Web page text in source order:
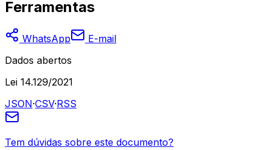
Ferramentas
WhatsApp
E-mail
Dados abertos
Lei 14.129/2021
JSON·CSV·RSS
Tem dúvidas sobre este documento?